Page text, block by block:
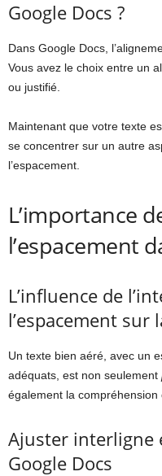
Google Docs ?
Dans Google Docs,
Vous avez le choix entre un
ou justifié.
Maintenant que votre texte
se concentrer sur un autre
l’espacement.
L’importance
l’espacement
L’influence de
l’espacement sur
Un texte bien aéré, avec un
adéquats, est non seulement
également la compréhension
Ajuster interligne
Google Docs